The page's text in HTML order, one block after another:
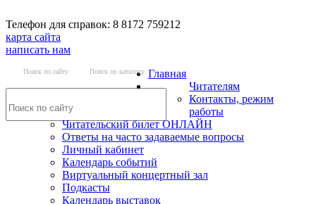
Телефон для справок: 8 8172 759212
карта сайта
написать нам
Поиск по сайту Поиск по каталогу Главная
Читателям
Контакты, режим
работы
Читательский билет ОНЛАЙН
Ответы на часто задаваемые вопросы
Личный кабинет
Календарь событий
Виртуальный концертный зал
Подкасты
Календарь выставок